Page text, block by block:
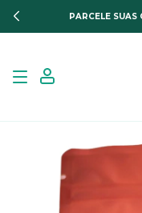
PARCELE SUAS